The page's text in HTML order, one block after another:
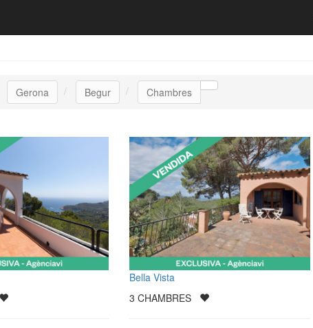
Gerona Begur Chambres
Bella Vista
3 CHAMBRES